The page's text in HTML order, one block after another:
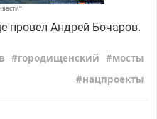
вести"
провел Андрей Бочаров.
городищенский
мосты
нацпроекты